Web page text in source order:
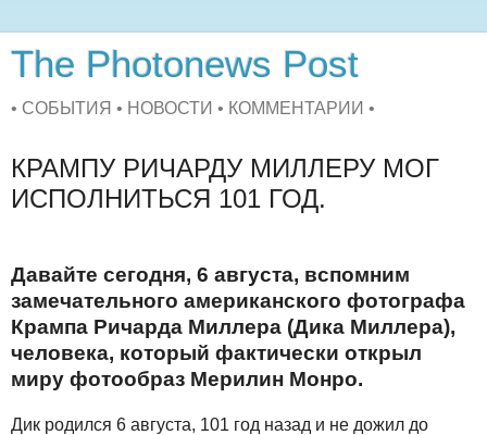
The Photonews Post
• СОБЫТИЯ • НОВОСТИ • КОММЕНТАРИИ •
КРАМПУ РИЧАРДУ МИЛЛЕРУ МОГ
ИСПОЛНИТЬСЯ 101 ГОД.
Давайте сегодня, 6 августа, вспомним
замечательного американского фотографа
Крампа Ричарда Миллера (Дика Миллера),
человека, который фактически открыл
миру фотообраз Мерилин Монро.
Дик родился 6 августа, 101 год назад и не дожил до